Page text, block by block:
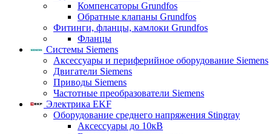
Компенсаторы Grundfos
Обратные клапаны Grundfos
Фитинги, фланцы, камлоки Grundfos
Фланцы
Системы Siemens
Аксессуары и периферийное оборудование Siemens
Двигатели Siemens
Приводы Siemens
Частотные преобразователи Siemens
Электрика EKF
Оборудование среднего напряжения Stingray
Аксессуары до 10кВ